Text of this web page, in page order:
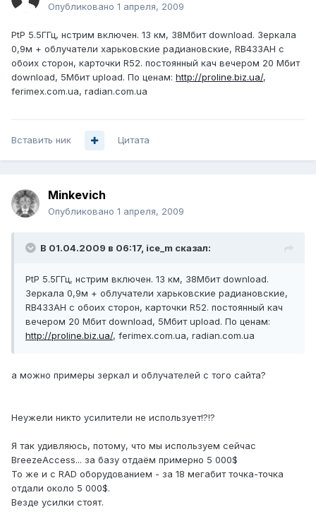
Опубликовано 1 апреля, 2009
PtP 5.5ГГц, нстрим включен. 13 км, 38Мбит download. Зеркала
0,9м + облучатели харьковские радиановские, RB433AH с
обоих сторон, карточки R52. постоянный кач вечером 20 Мбит
download, 5Мбит upload. По ценам: http://proline.biz.ua/,
ferimex.com.ua, radian.com.ua
Вставить ник Цитата
Minkevich
Опубликовано 1 апреля, 2009
В 01.04.2009 в 06:17, ice_m сказал:
PtP 5.5ГГц, нстрим включен. 13 км, 38Мбит download.
Зеркала 0,9м + облучатели харьковские радиановские,
RB433AH с обоих сторон, карточки R52. постоянный кач
вечером 20 Мбит download, 5Мбит upload. По ценам:
http://proline.biz.ua/, ferimex.com.ua, radian.com.ua
а можно примеры зеркал и облучателей с того сайта?
Неужели никто усилители не использует!?!?
Я так удивляюсь, потому, что мы используем сейчас
BreezeAccess... за базу отдаём примерно 5 000$
То же и с RAD оборудованием - за 18 мегабит точка-точка
отдали около 5 000$.
Везде усилки стоят.